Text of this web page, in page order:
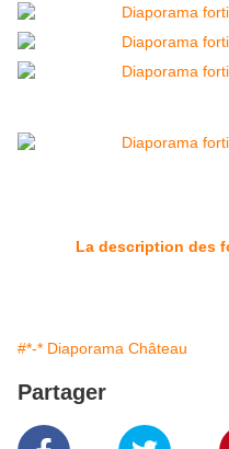
La description des
#*-* Diaporama Château
Partager